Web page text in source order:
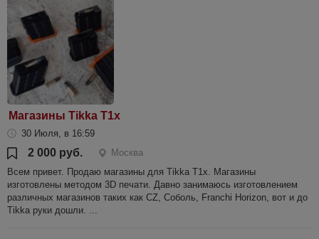
Магазины Tikka T1x
30 Июля, в 16:59
2 000 руб.
Москва
Всем привет. Продаю магазины для Tikka T1x. Магазины
изготовлены методом 3D печати. Давно занимаюсь изготовлением
различных магазинов таких как CZ, Соболь, Franchi Horizon, вот и до
Tikka руки дошли. ...